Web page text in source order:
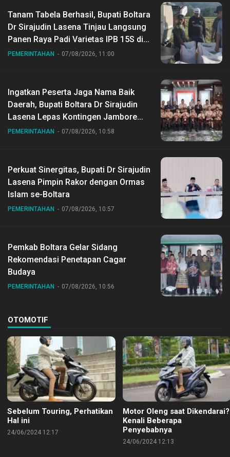
Tanam Tabela Berhasil, Bupati Boltara
Dr Sirajudin Lasena Tinjau Langsung
Panen Raya Padi Varietas IPB 15S di
Desa Gihang
PEMERINTAHAN 07/08/2026, 11:00
Ingatkan Peserta Jaga Nama Baik
Daerah, Bupati Boltara Dr Sirajudin
Lasena Lepas Kontingen Jambore
Nasional ke XII di Buperta Cibubur
PEMERINTAHAN 07/08/2026, 10:58
Perkuat Sinergitas, Bupati Dr Sirajudin
Lasena Pimpin Rakor dengan Ormas
Islam se-Boltara
PEMERINTAHAN 07/08/2026, 10:57
Pemkab Boltara Gelar Sidang
Rekomendasi Penetapan Cagar
Budaya
PEMERINTAHAN 07/08/2026, 10:56
OTOMOTIF
Sebelum Touring, Perhatikan
Hal ini
24/06/2024 12:17
Motor Oleng saat Dikendarai?
Kenali Beberapa
Penyebabnya
24/06/2024 12:13